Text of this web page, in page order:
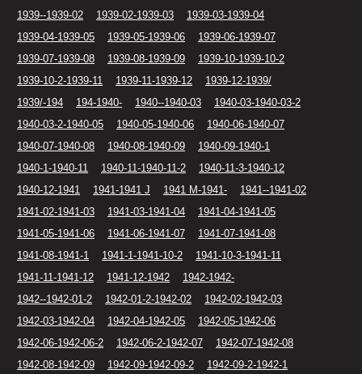
1939--1939-02
1939-02-1939-03
1939-03-1939-04
1939-04-1939-05
1939-05-1939-06
1939-06-1939-07
1939-07-1939-08
1939-08-1939-09
1939-10-1939-10-2
1939-10-2-1939-11
1939-11-1939-12
1939-12-1939/
1939/-194
194-1940- 1940--1940-03
1940-03-1940-03-2
1940-03-2-1940-05
1940-05-1940-06
1940-06-1940-07
1940-07-1940-08
1940-08-1940-09
1940-09-1940-1
1940-1-1940-11
1940-11-1940-11-2
1940-11-3-1940-12
1940-12-1941
1941-1941 J 1941 M-1941-
1941--1941-02
1941-02-1941-03
1941-03-1941-04
1941-04-1941-05
1941-05-1941-06
1941-06-1941-07
1941-07-1941-08
1941-08-1941-1
1941-1-1941-10-2
1941-10-3-1941-11
1941-11-1941-12
1941-12-1942
1942-1942-
1942--1942-01-2
1942-01-2-1942-02
1942-02-1942-03
1942-03-1942-04
1942-04-1942-05
1942-05-1942-06
1942-06-1942-06-2
1942-06-2-1942-07
1942-07-1942-08
1942-08-1942-09
1942-09-1942-09-2
1942-09-2-1942-1